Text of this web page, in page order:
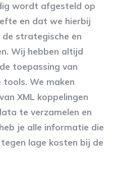
wordt afgesteld op
en dat we hierbij
strategische en
Wij hebben altijd
toepassing van
We maken
XML koppelingen
te verzamelen en
je alle informatie die
lage kosten bij de